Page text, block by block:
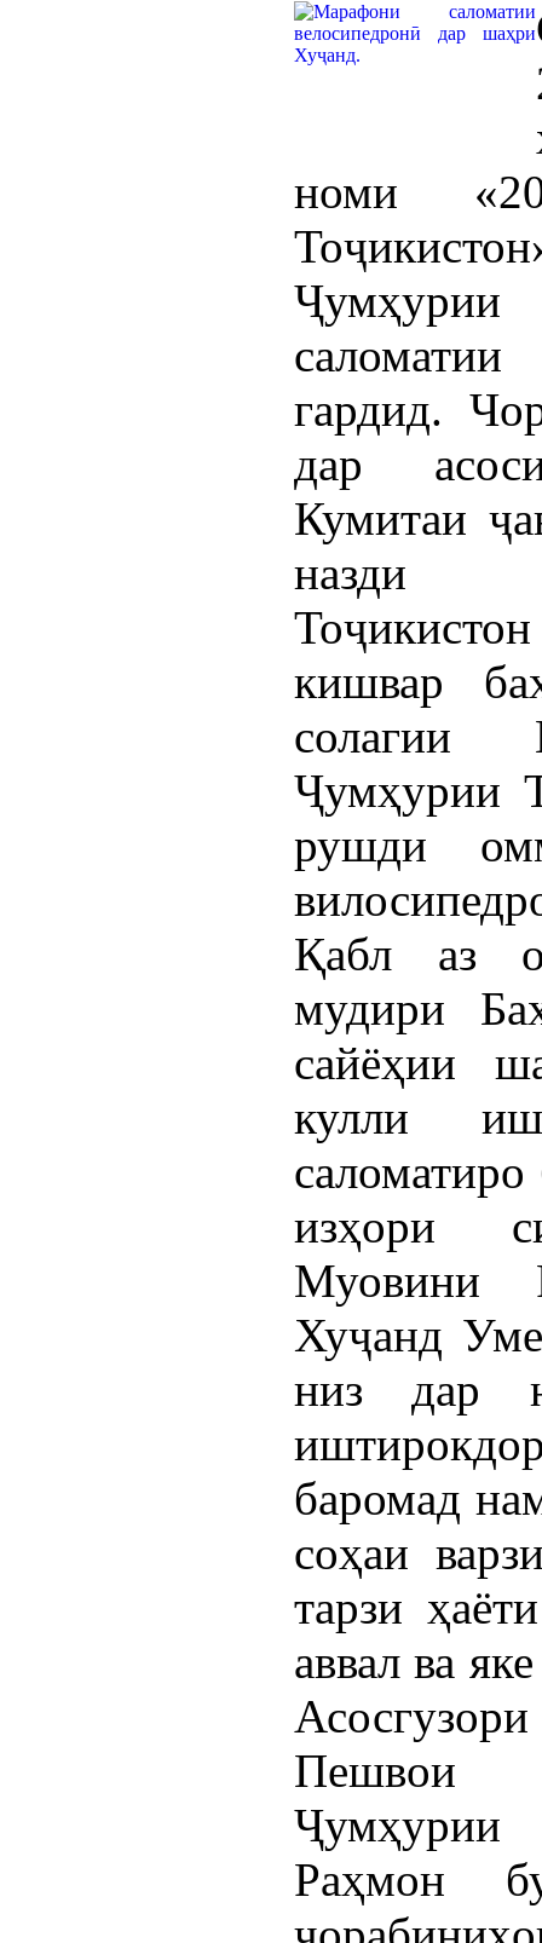
номи «20-
Ҷумҳурии
саломатии
гардид.
дар
Кумитаи
назди
кишвар
солагии
Ҷумҳурии
рушди
Қабл аз
мудири
сайёҳии
кулли
изҳори
Муовини
Хуҷанд
низ дар
баромад
соҳаи
тарзи
аввал ва
Пешвои
Раҳмон